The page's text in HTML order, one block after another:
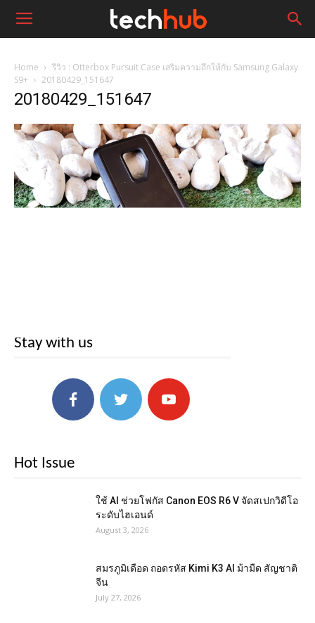
Home
รีวิว : Otterbox Pursuit Case เสริมความถึกให้กับ Samsung Galaxy
S9+
20180429_151647
20180429_151647
Stay with us
Hot Issue
ใช้ AI ช่วยโฟกัส Canon EOS R6 V จัดสเปกวิดีโอ
ระดับไฮเอนด์
August 3, 2026
สมรภูมิเดือด ถอดรหัส Kimi K3 AI ม้ามืด สัญชาติ
จีน
July 27, 2026